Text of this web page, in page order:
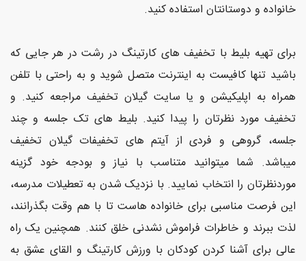
خانواده و دوستانتان استفاده کنید.
برای تهیه بلیط با تخفیف های کارتینگ در رشت در هر جایی که
باشید تنها کافیست به اینترنت متصل شوید و به راحتی با تلفن
همراه به اپلیکیشن و یا سایت گیلان تخفیف مراجعه کنید. و
تخفیف مورد نظرتان را پیدا کنید. بلیط های تک جلسه و چند
جلسه، گروهی و فردی از آیتم های تخفیفات گیلان تخفیف
میباشد. شما میتوانید متناسب با نیاز و بودجه خود گزینه
موردنظرتان را انتخاب نمایید. با نزدیک شدن به تعطیلات مدرسه،
این فرصت مناسبی برای خانواده هاست تا با هم وقت بگذرانند،
لذت ببرند و خاطرات فراموش نشدنی خلق کنند. همچنین یک راه
عالی برای آشنا کردن کودکان با ورزش کارتینگ و القای عشق به